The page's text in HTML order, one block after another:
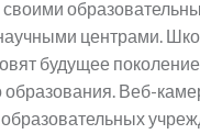
своими
центрами.
будущее
образования. Веб-